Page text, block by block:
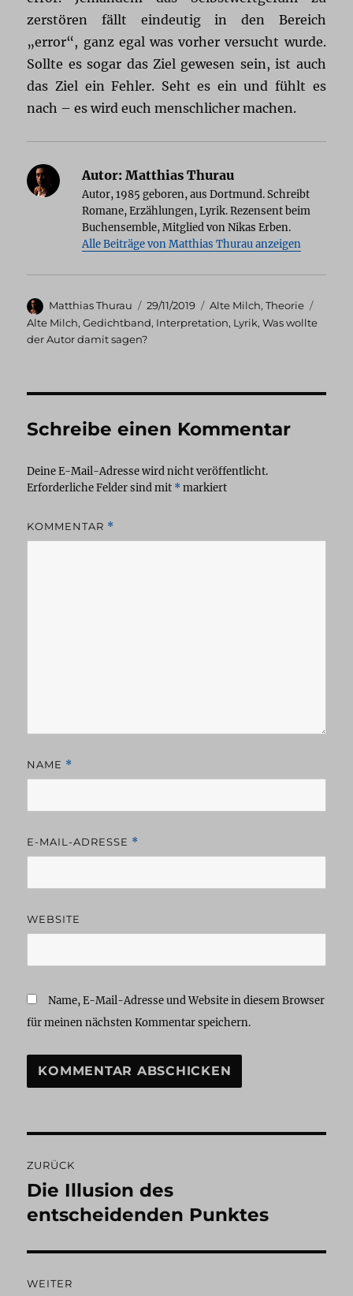
zerstören fällt eindeutig in den Bereich
„error“, ganz egal was vorher versucht wurde.
Sollte es sogar das Ziel gewesen sein, ist auch
das Ziel ein Fehler. Seht es ein und fühlt es
nach – es wird euch menschlicher machen.
Autor: Matthias Thurau
Autor, 1985 geboren, aus Dortmund. Schreibt
Romane, Erzählungen, Lyrik. Rezensent beim
Buchensemble, Mitglied von Nikas Erben.
Alle Beiträge von Matthias Thurau anzeigen
Autor
Matthias Thurau
Veröffentlicht
am
29/11/2019 Kategorien
Alte Milch,Theorie
Alte Milch,Gedichtband, Interpretation, Lyrik,Was wollte
der Autor damit sagen?
Schreibe einen Kommentar
Deine E-Mail-Adresse wird nicht veröffentlicht.
Erforderliche Felder sind mit *markiert
KOMMENTAR *
NAME *
E-MAIL-ADRESSE *
WEBSITE
Name, E-Mail-Adresse und Website in diesem Browser
für meinen nächsten Kommentar speichern.
ZURÜCK
Vorheriger
Beitrag:
Die Illusion des
entscheidenden Punktes
WEITER